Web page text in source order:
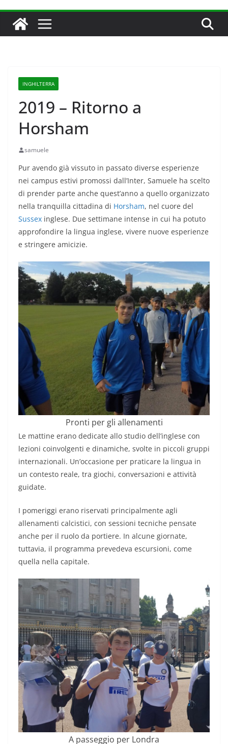
INGHILTERRA
2019 – Ritorno a
Horsham
samuele
Pur avendo già vissuto in passato diverse esperienze
nei campus estivi promossi dall’Inter, Samuele ha scelto
di prender parte anche quest’anno a quello organizzato
nella tranquilla cittadina di Horsham, nel cuore del
Sussex inglese. Due settimane intense in cui ha potuto
approfondire la lingua inglese, vivere nuove esperienze
e stringere amicizie.
Pronti per gli allenamenti
Le mattine erano dedicate allo studio dell’inglese con
lezioni coinvolgenti e dinamiche, svolte in piccoli gruppi
internazionali. Un’occasione per praticare la lingua in
un contesto reale, tra giochi, conversazioni e attività
guidate.
I pomeriggi erano riservati principalmente agli
allenamenti calcistici, con sessioni tecniche pensate
anche per il ruolo da portiere. In alcune giornate,
tuttavia, il programma prevedeva escursioni, come
quella nella capitale.
A passeggio per Londra